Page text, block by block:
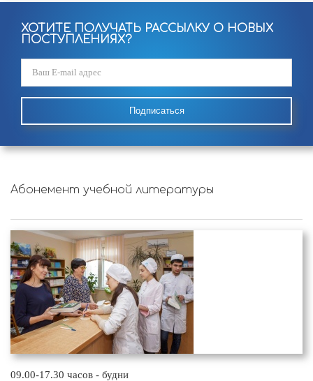
ХОТИТЕ ПОЛУЧАТЬ РАССЫЛКУ О НОВЫХ
ПОСТУПЛЕНИЯХ?
Подписаться
Абонемент учебной литературы
09.00-17.30 часов - будни